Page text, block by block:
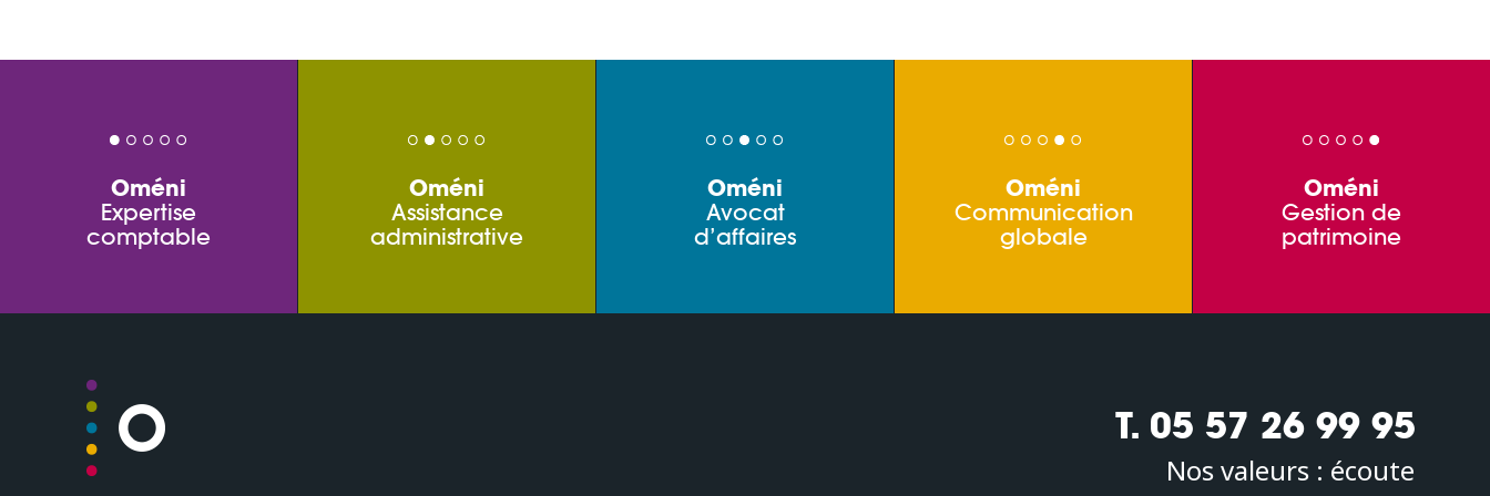
Oméni
Expertise
comptable
Oméni
Assistance
administrative
Oméni
Avocat
d’affaires
Oméni
Communication
globale
Oméni
Gestion de
patrimoine
T. 05 57 26 99 95
Nos valeurs : écoute